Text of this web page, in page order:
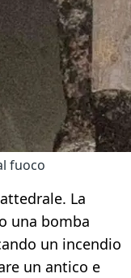
fuoco
La
una bomba
un incendio
un antico e